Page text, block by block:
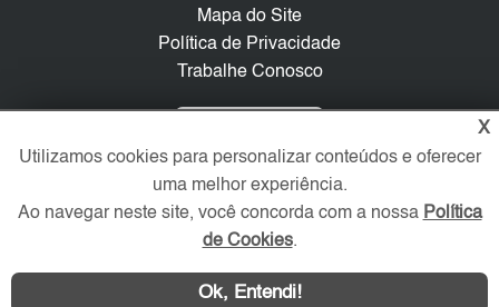
Mapa do Site
Política de Privacidade
Trabalhe Conosco
Redes Sociais
X
Utilizamos cookies para personalizar conteúdos e oferecer
uma melhor experiência.
Ao navegar neste site, você concorda com a nossa Política
de Cookies.
Ok, Entendi!